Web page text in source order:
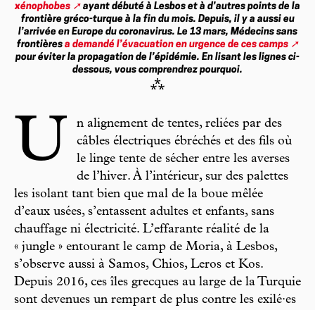
xénophobes
ayant débuté à Lesbos et à d’autres points de la
frontière gréco-turque à la fin du mois. Depuis, il y a aussi eu
l’arrivée en Europe du coronavirus. Le 13 mars, Médecins sans
frontières a demandé l’évacuation en urgence de ces camps
pour éviter la propagation de l’épidémie. En lisant les lignes ci-
dessous, vous comprendrez pourquoi.
⁂
U
n alignement de tentes, reliées par des
câbles électriques ébréchés et des fils où
le linge tente de sécher entre les averses
de l’hiver. À l’intérieur, sur des palettes
les isolant tant bien que mal de la boue mêlée
d’eaux usées, s’entassent adultes et enfants, sans
chauffage ni électricité. L’effarante réalité de la
« jungle » entourant le camp de Moria, à Lesbos,
s’observe aussi à Samos, Chios, Leros et Kos.
Depuis 2016, ces îles grecques au large de la Turquie
sont devenues un rempart de plus contre les exilé·es